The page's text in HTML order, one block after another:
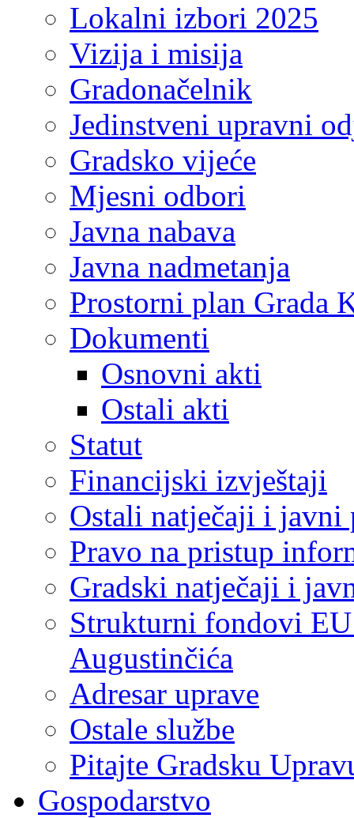
Lokalni izbori 2025
Vizija i misija
Gradonačelnik
Jedinstveni upravni
Gradsko vijeće
Mjesni odbori
Javna nabava
Javna nadmetanja
Prostorni plan Grada
Dokumenti
Osnovni akti
Ostali akti
Statut
Financijski izvještaji
Ostali natječaji i javni
Pravo na pristup
Gradski natječaji i
Strukturni fondovi
Augustinčića
Adresar uprave
Ostale službe
Pitajte Gradsku
Gospodarstvo